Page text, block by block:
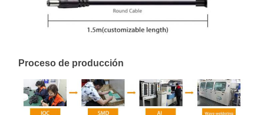
Proceso de producción